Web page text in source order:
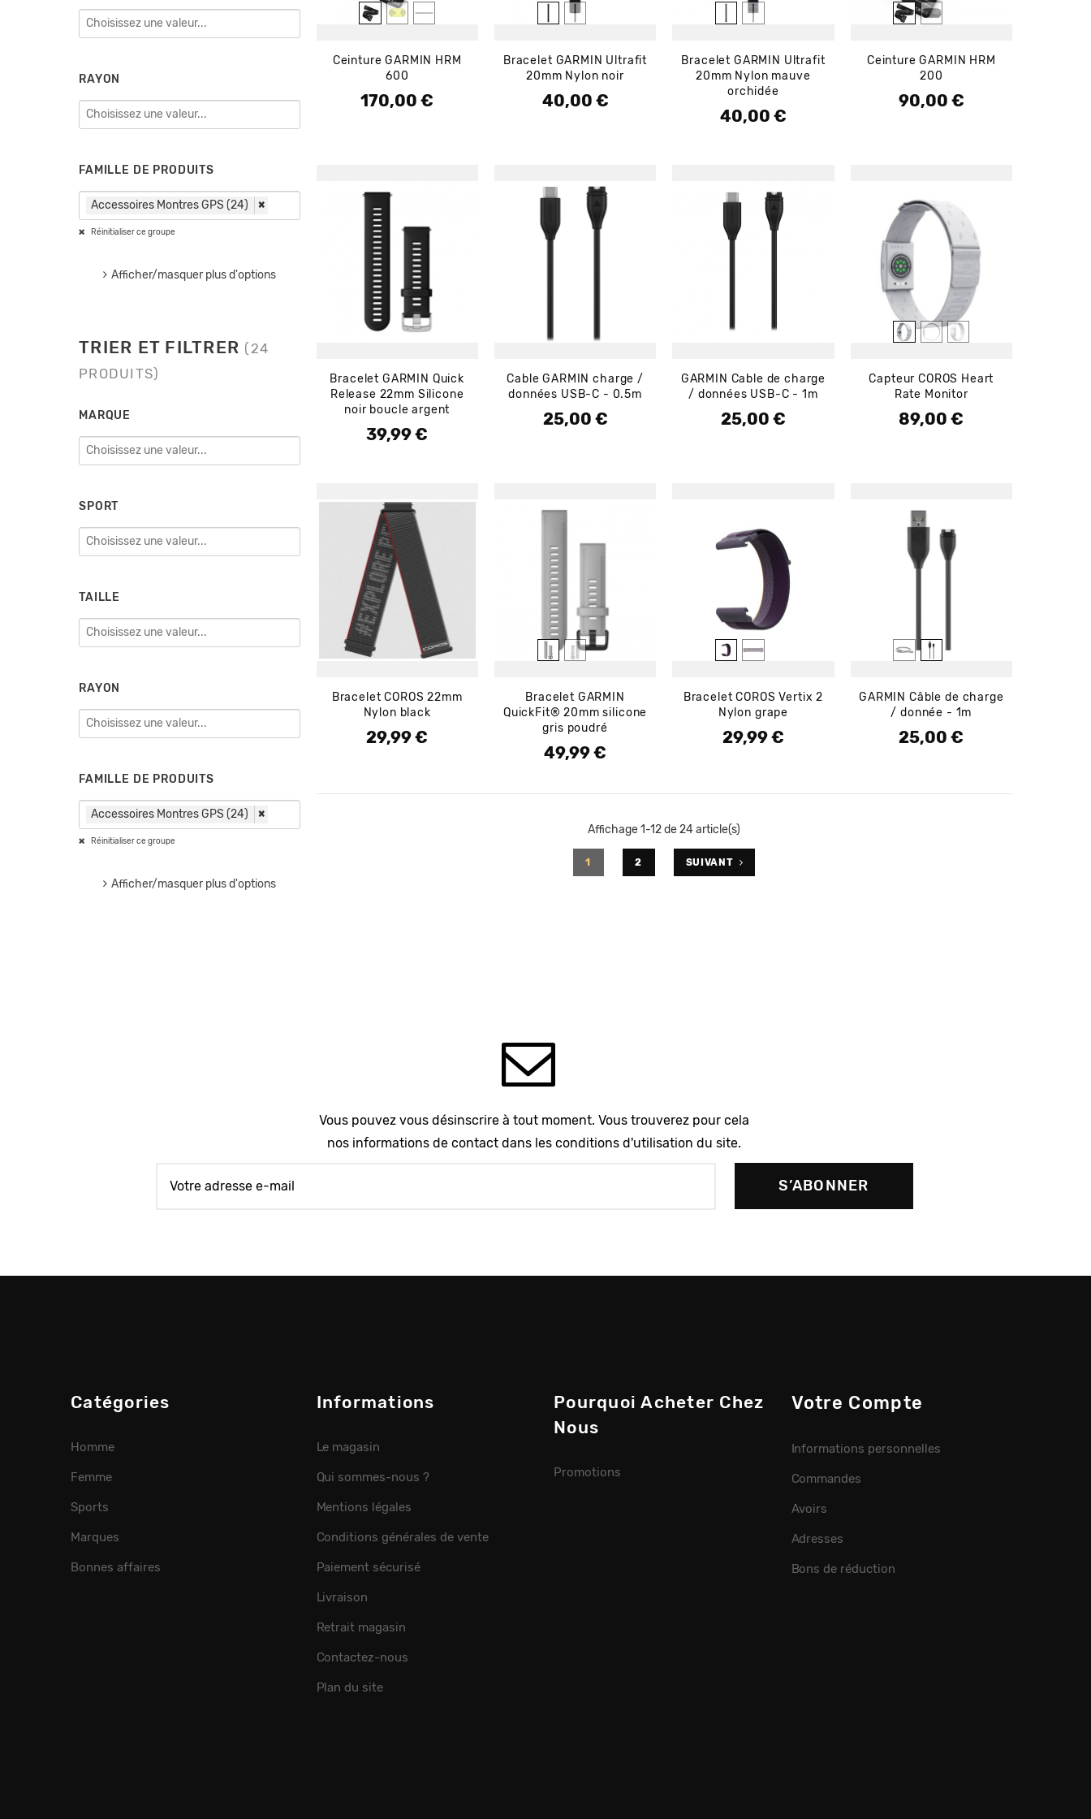
RAYON
FAMILLE DE PRODUITS
Accessoires Montres GPS (24) ×
Réinitialiser ce groupe
Afficher/masquer plus d'options
TRIER ET FILTRER (24
PRODUITS)
MARQUE
SPORT
TAILLE
RAYON
FAMILLE DE PRODUITS
Accessoires Montres GPS (24) ×
Réinitialiser ce groupe
Afficher/masquer plus d'options
Ceinture GARMIN HRM
600
Prix
170,00 €
Bracelet GARMIN Ultrafit
20mm Nylon noir
Prix
40,00 €
Bracelet GARMIN Ultrafit
20mm Nylon mauve
orchidée
Prix
40,00 €
Ceinture GARMIN HRM
200
Prix
90,00 €
Bracelet GARMIN Quick
Release 22mm Silicone
noir boucle argent
Prix
39,99 €
Cable GARMIN charge /
données USB-C - 0.5m
Prix
25,00 €
GARMIN Cable de charge
/ données USB-C - 1m
Prix
25,00 €
Capteur COROS Heart
Rate Monitor
Prix
89,00 €
Bracelet COROS 22mm
Nylon black
Prix
29,99 €
Bracelet GARMIN
QuickFit® 20mm silicone
gris poudré
Prix
49,99 €
Bracelet COROS Vertix 2
Nylon grape
Prix
29,99 €
GARMIN Câble de charge
/ donnée - 1m
Prix
25,00 €
Affichage 1-12 de 24 article(s)
1 2 SUIVANT
Vous pouvez vous désinscrire à tout moment. Vous trouverez pour cela
nos informations de contact dans les conditions d'utilisation du site.
Catégories
Homme
Femme
Sports
Marques
Bonnes affaires
Informations
Le magasin
Qui sommes-nous ?
Mentions légales
Conditions générales de vente
Paiement sécurisé
Livraison
Retrait magasin
Contactez-nous
Plan du site
Pourquoi Acheter Chez
Nous
Promotions
Votre Compte
Informations personnelles
Commandes
Avoirs
Adresses
Bons de réduction